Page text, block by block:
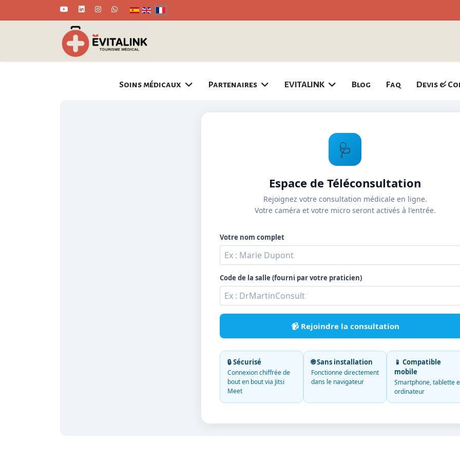
Sélectionnez votre langue
Soins médicaux Partenaires EVITALINK Blog Faq Devis &
🩺
Espace de Téléconsultation
Rejoignez votre consultation médicale en ligne.
Votre caméra et votre micro seront activés à l'entrée.
Votre nom complet
Code de la salle (fourni par votre praticien)
📹 Rejoindre la consultation
🔒 Sécurisé
Connexion chiffrée de
bout en bout via Jitsi
Meet
🌐 Sans installation
Fonctionne directement
dans le navigateur
📱 Compatible
mobile
Smartphone, tablette
ordinateur